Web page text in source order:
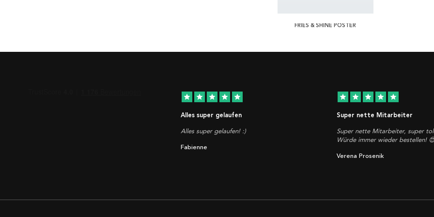
FRIES & SHINE POSTER
star star star star star
Alles super gelaufen
Alles super gelaufen! :)
Fabienne
star star star star star
Super nette Mitarbeiter
Super nette Mitarbeiter, super
Würde immer wieder bestellen!
Verena Prosenik